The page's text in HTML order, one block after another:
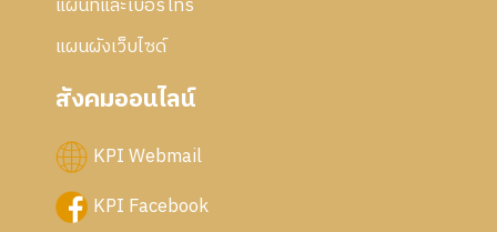
แผนผังเว็บไซด์
สังคมออนไลน์
KPI Webmail
KPI Facebook